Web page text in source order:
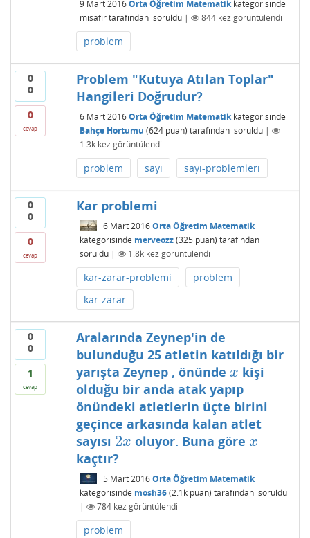
9 Mart 2016 Orta Öğretim Matematikkategorisinde
misafir tarafından soruldu | 844kez görüntülendi
problem
0
0
0
cevap
Problem "Kutuya Atılan Toplar"
Hangileri Doğrudur?
6 Mart 2016 Orta Öğretim Matematikkategorisinde
Bahçe Hortumu (624puan) tarafından soruldu |
1.3kkez görüntülendi
problem sayı sayı-problemleri
0
0
0
cevap
Kar problemi
6 Mart 2016 Orta Öğretim Matematik
kategorisinde merveozz (325 puan) tarafından
soruldu | 1.8kkez görüntülendi
kar-zarar-problemi
problem
kar-zarar
0
0
1
cevap
Aralarında Zeynep'in de
bulunduğu 25 atletin katıldığı bir
yarışta Zeynep , önünde x
x kişi
olduğu bir anda atak yapıp
önündeki atletlerin üçte birini
geçince arkasında kalan atlet
sayısı 2x
2x oluyor. Buna göre x
x
kaçtır?
5 Mart 2016 Orta Öğretim Matematik
kategorisinde mosh36 (2.1kpuan) tarafından soruldu
|
784kez görüntülendi
problem